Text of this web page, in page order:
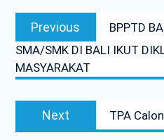
Post
navigation
Previous
post:
BPPTD
SMA/SMK DI BALI IKUT
MASYARAKAT
Next
post:
TPA